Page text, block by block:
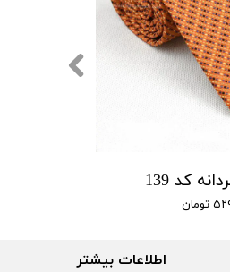
کد 139
اطلاعات بیشتر